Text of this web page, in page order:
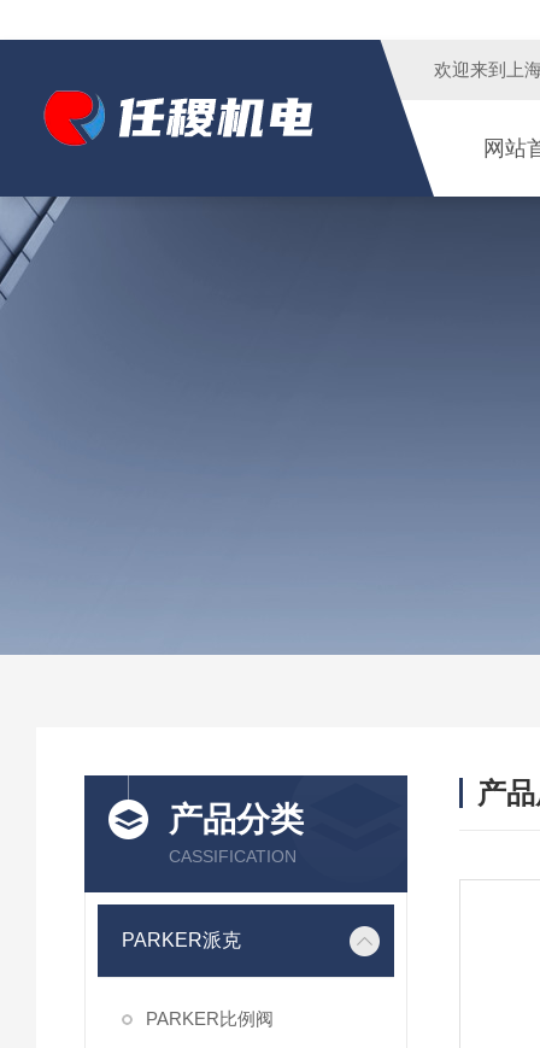
欢迎来到 上
网站
产品分类
CASSIFICATION
PARKER派克
PARKER比例阀
产